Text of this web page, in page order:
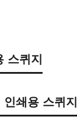
스퀴지
쇄용 스퀴지